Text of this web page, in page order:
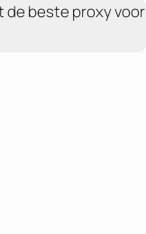
de beste proxy voor